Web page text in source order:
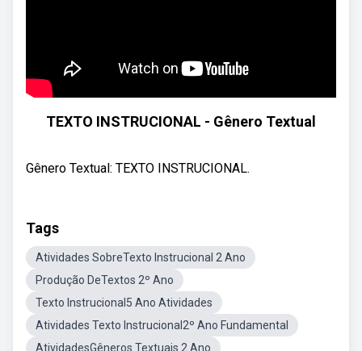
TEXTO INSTRUCIONAL - Gênero Textual
Gênero Textual: TEXTO INSTRUCIONAL.
Tags
Atividades SobreTexto Instrucional 2 Ano
Produção DeTextos 2º Ano
Texto Instrucional5 Ano Atividades
Atividades Texto Instrucional2º Ano Fundamental
AtividadesGêneros Textuais 2 Ano